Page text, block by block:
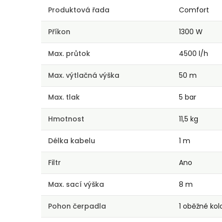
Produktová řada Comfort
Příkon 1300 W
Max. průtok 4500 l/h
Max. výtlačná výška 50 m
Max. tlak 5 bar
Hmotnost 11,5 kg
Délka kabelu 1 m
Filtr Ano
Max. sací výška 8 m
Pohon čerpadla 1 oběžné